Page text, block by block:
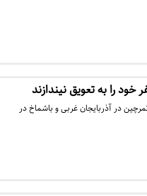
در آذربایجان غربی و باشماخ در